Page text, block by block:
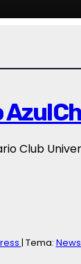
Club
| Tema: